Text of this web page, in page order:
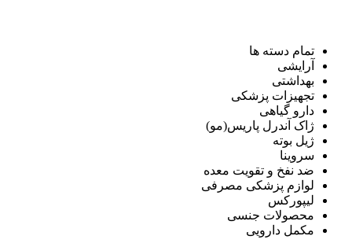
تمام دسته ها
آرایشی
بهداشتی
تجهیزات پزشکی
دارو گیاهی
ژاک آندرل پاریس(مو)
ژیل بوته
سروینا
ضد نفخ و تقویت معده
لوازم پزشکی مصرفی
لیپورکس
محصولات جنسی
مکمل دارویی